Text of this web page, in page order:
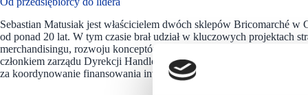
Sebastian Matusiak jest właścicielem dwóch sklepów Bricomarché
od ponad 20 lat. W tym czasie brał udział w kluczowych projektach
merchandisingu, rozwoju konceptów handlowych, projektów
członkiem zarządu Dyrekcji Handlowej Bricomarché, a w ostatnich
za koordynowanie finansowania inwestycji w sklepach